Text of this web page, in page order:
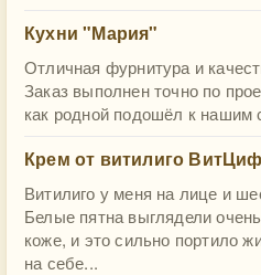
Кухни "Мария"
Отличная фурнитура и
Заказ выполнен точно по
как родной подошёл к нашим
Крем от витилиго
Витилиго у меня на лице и
Белые пятна выглядели
коже, и это сильно портило
на себе...